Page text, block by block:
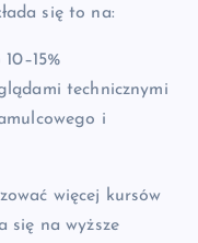
się to na:
technicznymi
i
więcej kursów
się na wyższe